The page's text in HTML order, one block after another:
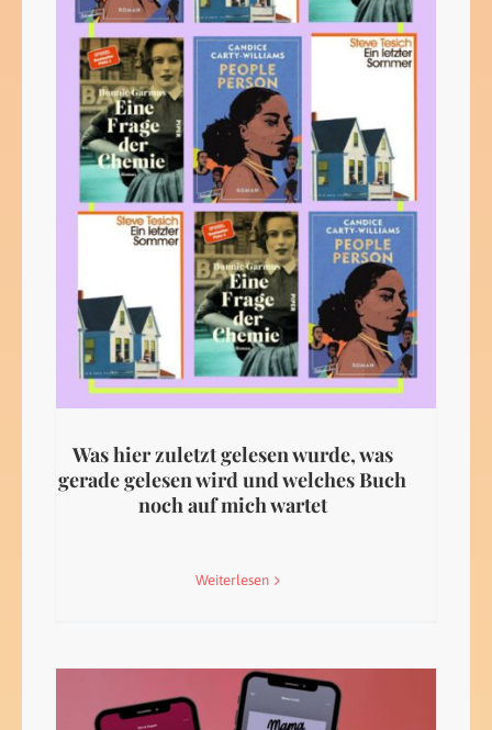
Was hier zuletzt gelesen wurde, was
gerade gelesen wird und welches Buch
noch auf mich wartet
Weiterlesen